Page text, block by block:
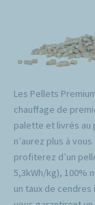
Les Pellets
chauffage de
palette et livrés au
n’aurez plus à
profiterez d’un
5,3kWh/kg), 100%
un taux de cendres